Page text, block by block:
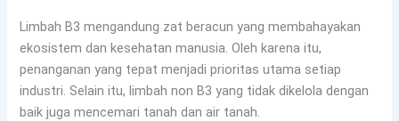
Limbah B3 mengandung zat beracun yang membahayakan
ekosistem dan kesehatan manusia. Oleh karena itu,
penanganan yang tepat menjadi prioritas utama setiap
industri. Selain itu, limbah non B3 yang tidak dikelola dengan
baik juga mencemari tanah dan air tanah.